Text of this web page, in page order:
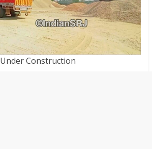
Under Construction